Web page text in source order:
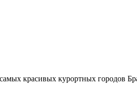
красивых курортных городов